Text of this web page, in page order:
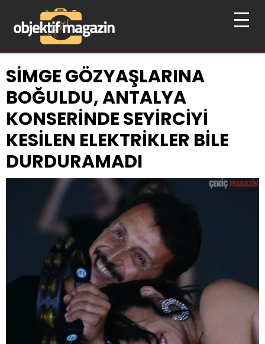
SİMGE GÖZYAŞLARINA
BOĞULDU, ANTALYA
KONSERİNDE SEYİRCİYİ
KESİLEN ELEKTRİKLER BİLE
DURDURAMADI